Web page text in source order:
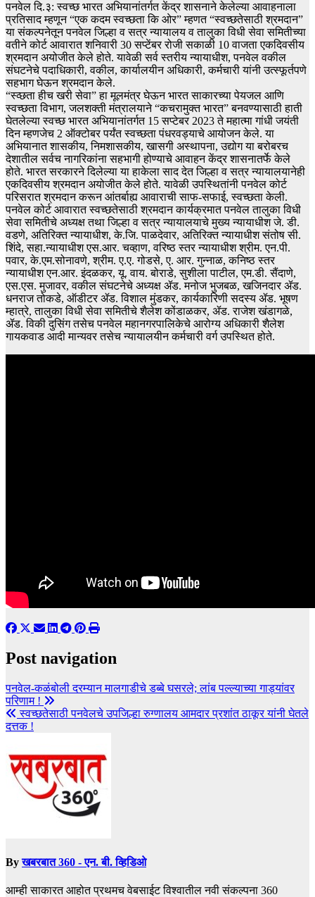
पनवेल दि.३: स्वच्छ भारत अभियानांतर्गत केंद्र शासनाने केलेल्या आवाहनाला
प्रतिसाद म्हणून “एक कदम स्वच्छता कि ओर” म्हणत “स्वच्छतेसाठी श्रमदान”
या संकल्पनेतून पनवेल जिल्हा व सत्र न्यायालय व तालुका विधी सेवा समितीच्या
वतीने कोर्ट आवारात शनिवारी 30 सप्टेंबर रोजी सकाळी 10 वाजता एकदिवसीय
श्रमदान अयोजीत केले होते. यावेळी सर्व स्तरीय न्यायाधीश, पनवेल वकील
संघटनेचे पदाधिकारी, वकील, कार्यालयीन अधिकारी, कर्मचारी यांनी उत्स्फूर्तपणे
सहभाग घेऊन श्रमदान केले.
“स्व्छता हीच खरी सेवा” हा मूलमंत्र घेऊन भारत साकारच्या पेयजल आणि
स्वच्छता विभाग, जलशक्ती मंत्रालयाने “कचरामुक्त भारत” बनवण्यासाठी हाती
घेतलेल्या स्वच्छ भारत अभियानांतर्गत 15 सप्टेबर 2023 ते महात्मा गांधी जयंती
दिन म्हणजेच 2 ऑक्टोबर पर्यंत स्वच्छता पंधरवड्याचे आयोजन केले. या
अभियानात शासकीय, निमशासकीय, खासगी अस्थापना, उद्योग या बरोबरच
देशातील सर्वच नागरिकांना सहभागी होण्याचे आवाहन केंद्र शासनातर्फे केले
होते. भारत सरकारने दिलेल्या या हाकेला साद देत जिल्हा व सत्र न्यायालयानेही
एकदिवसीय श्रमदान अयोजीत केले होते. यावेळी उपस्थितांनी पनवेल कोर्ट
परिसरात श्रमदान करून आंतर्बाह्य आवाराची साफ-सफाई, स्वच्छता केली.
पनवेल कोर्ट आवारात स्वच्छतेसाठी श्रमदान कार्यक्रमात पनवेल तालुका विधी
सेवा समितीचे अध्यक्ष तथा जिल्हा व सत्र न्यायालयाचे मुख्य न्यायाधीश जे. डी.
वडणे, अतिरिक्त न्यायाधीश, के.जि. पाळदेवार, अतिरिक्त न्यायाधीश संतोष सी.
शिंदे, सहा.न्यायाधीश एस.आर. चव्हाण, वरिष्ठ स्तर न्यायाधीश श्रीम. एन.पी.
पवार, के.एम.सोनावणे, श्रीम. ए.ए. गोडसे, ए. आर. गुन्नाळ, कनिष्ठ स्तर
न्यायाधीश एन.आर. इंदळकर, यू. वाय. बोराडे, सुशीला पाटील, एम.डी. सैंदाणे,
एस.एस. मुजावर, वकील संघटनेचे अध्यक्ष ॲड. मनोज भुजबळ, खजिनदार ॲड.
धनराज तोकडे, ऑडीटर ॲड. विशाल मुंडकर, कार्यकारिणी सदस्य ॲड. भूषण
म्हात्रे, तालुका विधी सेवा समितीचे शैलेश कोंडाळकर, ॲड. राजेश खंडागळे,
ॲड. विकी दुसिंग तसेच पनवेल महानगरपालिकेचे आरोग्य अधिकारी शैलेश
गायकवाड आदी मान्यवर तसेच न्यायालयीन कर्मचारी वर्ग उपस्थित होते.
Post navigation
पनवेल-कळंबोली दरम्यान मालगाडीचे डब्बे घसरले; लांब पल्ल्याच्या गाड्यांवर
परिणाम !
स्वच्छतेसाठी पनवेलचे उपजिल्हा रुग्णालय आमदार प्रशांत ठाकूर यांनी घेतले
दत्तक !
Byखबरबात 360 - एन. बी. व्हिडिओ
आम्ही साकारत आहोत प्रथमच वेबसाईट विश्वातील नवी संकल्पना 360